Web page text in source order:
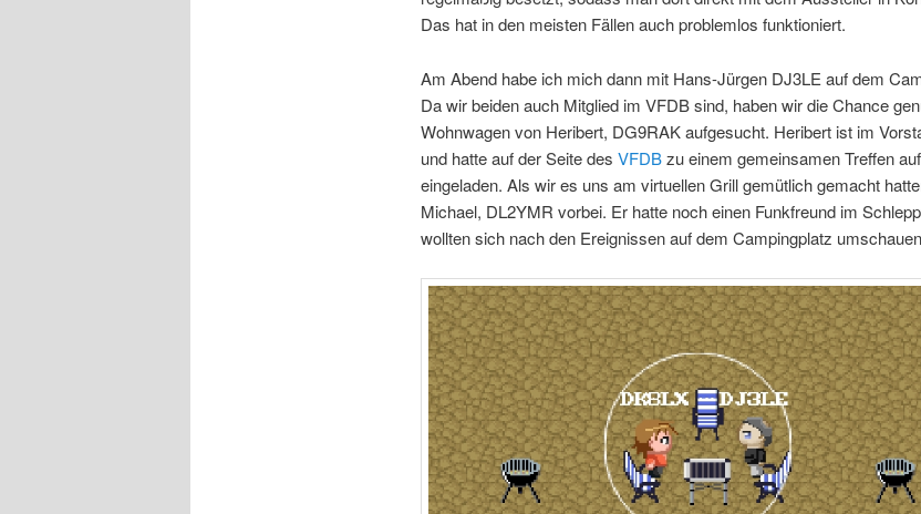
Das hat in den meisten Fällen auch problemlos funktioniert.
Am Abend habe ich mich dann mit Hans-Jürgen DJ3LE auf dem
Da wir beiden auch Mitglied im VFDB sind, haben wir die Chance
Wohnwagen von Heribert, DG9RAK aufgesucht. Heribert ist im
und hatte auf der Seite des VFDBzu einem gemeinsamen Treffen
eingeladen. Als wir es uns am virtuellen Grill gemütlich gemacht
Michael, DL2YMR vorbei. Er hatte noch einen Funkfreund im
wollten sich nach den Ereignissen auf dem Campingplatz